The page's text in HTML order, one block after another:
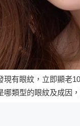
現有眼紋，立即顯
類型的眼紋及成因